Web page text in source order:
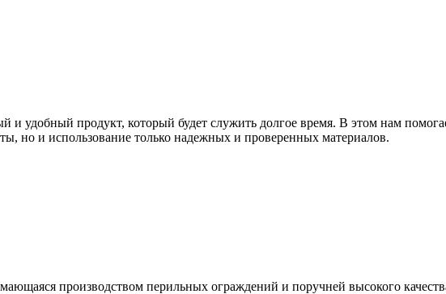
и удобный продукт, который будет служить долгое время. В этом нам
но и использование только надежных и проверенных материалов.
производством перильных ограждений и поручней высокого